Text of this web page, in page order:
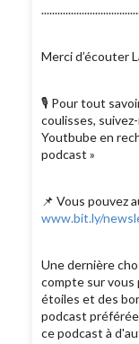
Merci d’écouter
🎙 Pour tout
coulisses,
Youtbube en
podcast »
📌 Vous pouvez
www.bit.ly/
Une dernière
compte sur vous
étoiles et des
podcast
ce podcast à